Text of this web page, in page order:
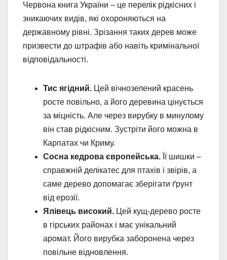
Червона книга України – це перелік рідкісних і
зникаючих видів, які охороняються на
державному рівні. Зрізання таких дерев може
призвести до штрафів або навіть кримінальної
відповідальності.
Тис ягідний. Цей вічнозелений красень
росте повільно, а його деревина цінується
за міцність. Але через вирубку в минулому
він став рідкісним. Зустріти його можна в
Карпатах чи Криму.
Сосна кедрова європейська. Її шишки –
справжній делікатес для птахів і звірів, а
саме дерево допомагає зберігати ґрунт
від ерозії.
Ялівець високий. Цей кущ-дерево росте
в гірських районах і має унікальний
аромат. Його вирубка заборонена через
повільне відновлення.